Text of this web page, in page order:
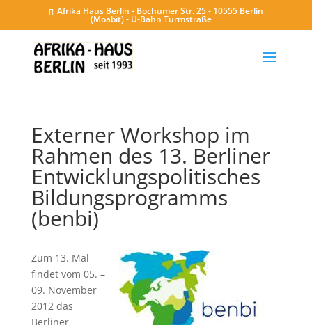
Afrika Haus Berlin - Bochumer Str. 25 - 10555 Berlin
(Moabit) - U-Bahn Turmstraße
Externer Workshop im
Rahmen des 13. Berliner
Entwicklungspolitisches
Bildungsprogramms
(benbi)
Zum 13. Mal
findet vom 05. –
09. November
2012 das
Berliner